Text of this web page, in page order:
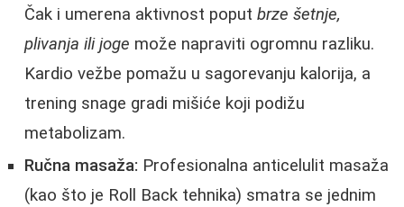
Čak i umerena aktivnost poput brze šetnje,
plivanja ili joge može napraviti ogromnu razliku.
Kardio vežbe pomažu u sagorevanju kalorija, a
trening snage gradi mišiće koji podižu
metabolizam.
Ručna masaža: Profesionalna anticelulit masaža
(kao što je Roll Back tehnika) smatra se jednim